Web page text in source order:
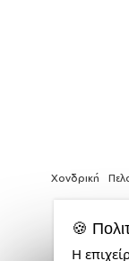
Χονδρική
🍪
Η